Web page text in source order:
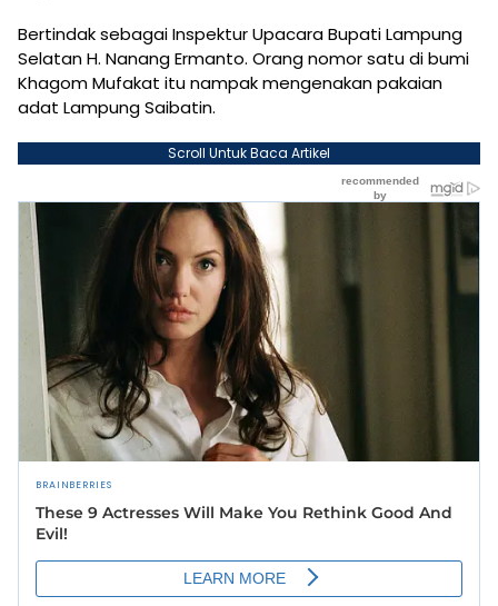
Bertindak sebagai Inspektur Upacara Bupati Lampung
Selatan H. Nanang Ermanto. Orang nomor satu di bumi
Khagom Mufakat itu nampak mengenakan pakaian
adat Lampung Saibatin.
Scroll Untuk Baca Artikel